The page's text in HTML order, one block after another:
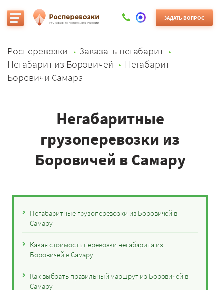
ЗАДАТЬ ВОПРОС
Росперевозки
Заказать негабарит
Негабарит из Боровичей
Негабарит
Боровичи Самара
Негабаритные
грузоперевозки из
Боровичей в Самару
Негабаритные грузоперевозки из Боровичей в
Самару
Какая стоимость перевозки негабарита из
Боровичей в Самару
Как выбрать правильный маршрут из Боровичей в
Самару